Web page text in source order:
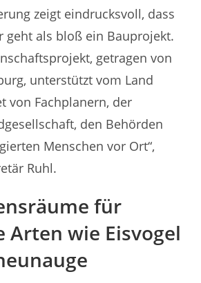
zeigt eindrucksvoll, dass
geht als bloß ein Bauprojekt.
getragen von
unterstützt vom Land
von Fachplanern, der
den Behörden
Menschen vor Ort“,
Ruhl.
für
Arten wie Eisvogel